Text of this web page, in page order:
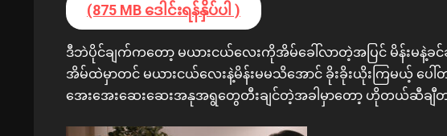
(875 MB ဒေါင်းရန်နှိပ်ပါ )
ဒီဘဲပိုင်ချက်ကတော့ မယားငယ်လေးကိုအိမ်ခေါ်လာတဲ့အပြင် မိန်းမနဲ့ခင်ခ
အိမ်ထဲမှာတင် မယားငယ်လေးနဲ့မိန်းမမသိအောင် ခိုးခိုးယိုးကြမယ့် ပေ
အေးအေးဆေးဆေးအနုအရွတွေတီးချင်တဲ့အခါမှာတော့ ဟိုတယ်ဆီချီတ